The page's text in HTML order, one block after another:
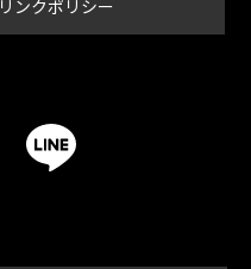
リンクポリシー